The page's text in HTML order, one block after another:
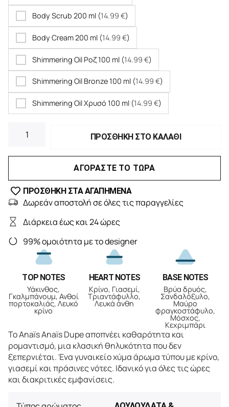
Body Scrub 200 ml (14.99 €)
Body Cream 200 ml (14.99 €)
Shimmering Oil Ροζ 100 ml (14.99 €)
Shimmering Oil Bronze 100 ml (14.99 €)
Shimmering Oil Χρυσό 100 ml (14.99 €)
ΠΡΟΣΘΗΚΗ ΣΤΟ ΚΑΛΑΘΙ
ΑΓΟΡΑΣΤΕ ΤΟ ΤΩΡΑ
ΠΡΟΣΘΗΚΗ ΣΤΑ ΑΓΑΠΗΜΕΝΑ
Δωρεάν αποστολή σε όλες τις παραγγελίες
Διάρκεια έως και 24 ώρες
99% ομοιότητα με το designer
TOP NOTES
Υάκινθος,
Γκαλμπάνουμ, Ανθοί
πορτοκαλιάς, Λευκό
κρίνο
HEART NOTES
Κρίνο, Γιασεμί,
Τριαντάφυλλο,
Λευκά άνθη
BASE NOTES
Βρύα δρυός,
Σανδαλόξυλο,
Μαύρο
φραγκοστάφυλο,
Μόσχος,
Κεχριμπάρι
Το Anaïs Anaïs Dupe αποπνέει καθαρότητα και
ρομαντισμό, μια κλασική θηλυκότητα που δεν
ξεπερνιέται. Ένα γυναικείο χύμα άρωμα τύπου με κρίνο,
γιασεμί και πράσινες νότες. Ιδανικό για όλες τις ώρες
και διακριτικές εμφανίσεις.